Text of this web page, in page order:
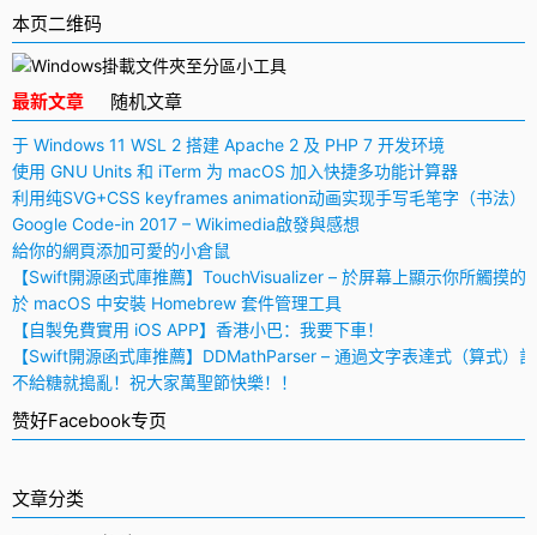
本页二维码
最新文章 随机文章
于 Windows 11 WSL 2 搭建 Apache 2 及 PHP 7 开发环境
使用 GNU Units 和 iTerm 为 macOS 加入快捷多功能计算器
利用纯SVG+CSS keyframes animation动画实现手写毛笔字（书法）
Google Code-in 2017 – Wikimedia啟發與感想
給你的網頁添加可愛的小倉鼠
【Swift開源函式庫推薦】TouchVisualizer – 於屏幕上顯示你所觸摸的
於 macOS 中安裝 Homebrew 套件管理工具
【自製免費實用 iOS APP】香港小巴：我要下車！
【Swift開源函式庫推薦】DDMathParser – 通過文字表達式（算式）
不給糖就搗亂！祝大家萬聖節快樂！！
赞好Facebook专页
文章分类